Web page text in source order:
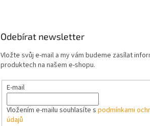
Odebírat newsletter
Vložte svůj e-mail a my vám budeme zasílat
produktech na našem e-shopu.
E-mail
Vložením e-mailu souhlasíte s podmínkami
údajů